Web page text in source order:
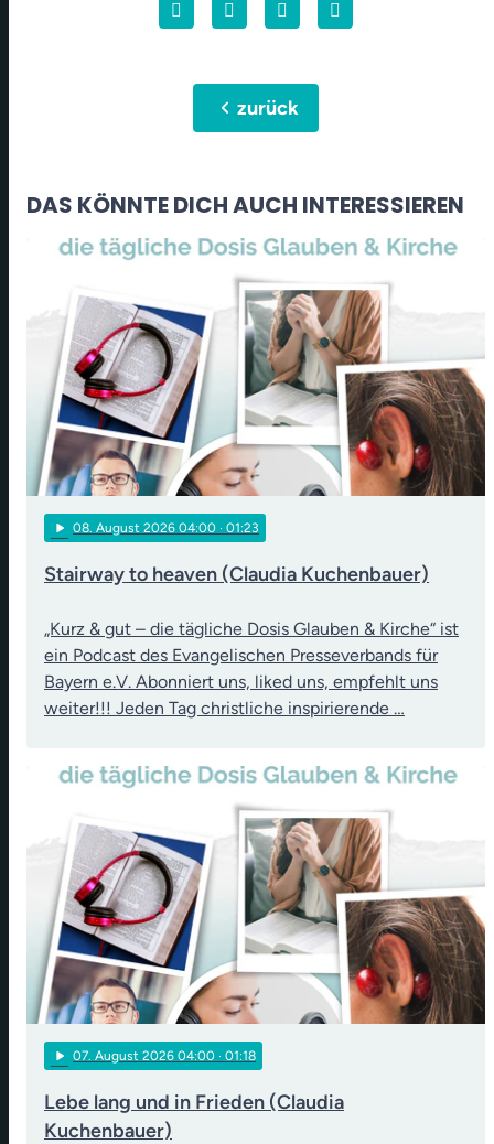
chevron_leftzurück
DAS KÖNNTE DICH AUCH INTERESSIEREN
play_arrow 08. August 2026 04:00 · 01:23
Stairway to heaven (Claudia Kuchenbauer)
„Kurz & gut – die tägliche Dosis Glauben & Kirche“ ist
ein Podcast des Evangelischen Presseverbands für
Bayern e.V. Abonniert uns, liked uns, empfehlt uns
weiter!!! Jeden Tag christliche inspirierende …
play_arrow 07. August 2026 04:00 · 01:18
Lebe lang und in Frieden (Claudia
Kuchenbauer)